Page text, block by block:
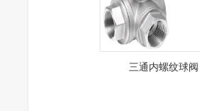
三通内螺纹球阀